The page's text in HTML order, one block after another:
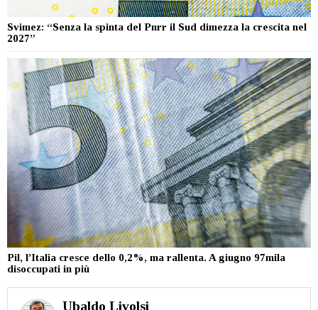
Svimez: “Senza la spinta del Pnrr il Sud dimezza la crescita nel
2027”
Pil, l’Italia cresce dello 0,2%, ma rallenta. A giugno 97mila
disoccupati in più
Ubaldo Livolsi